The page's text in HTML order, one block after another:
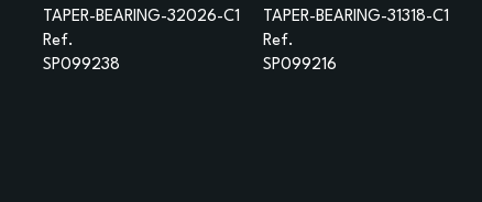
TAPER-BEARING-32026-C1
Ref.
SP099238
TAPER-BEARING-31318-C1
Ref.
SP099216